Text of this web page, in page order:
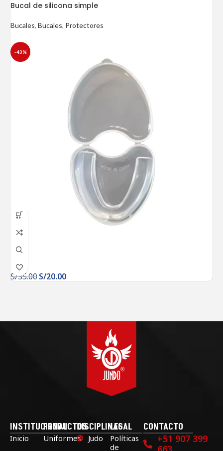
-43%
Bucal de silicona simple
Bucales, Bucales, Protectores
S/35.00S/20.00
INSTITUCIONAL
Inicio
PRODUCTOS
Uniformes
DISCIPLINAS
Judo
LEGAL
Políticas
de
CONTACTO
+51 907 399